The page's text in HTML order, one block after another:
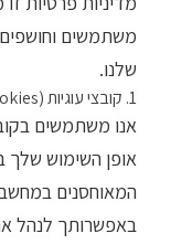
משתמשים
שלנו.
1. קובצי עוגיות (Cookies)
אנו משתמשים
אופן השימוש שלך
המאוחסנים
באפשרותך לנהל